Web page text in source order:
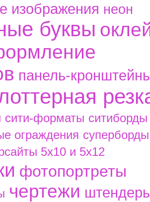
изображения неон
буквы
панель-
сити-форматы ситиборды
ограждения
5х10 и 5х12
фотопортреты
чертежи